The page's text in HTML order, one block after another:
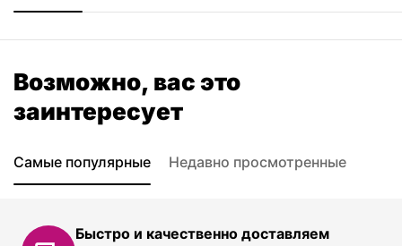
Возможно, вас это
заинтересует
Самые популярные Недавно просмотренные
Быстро и качественно доставляем